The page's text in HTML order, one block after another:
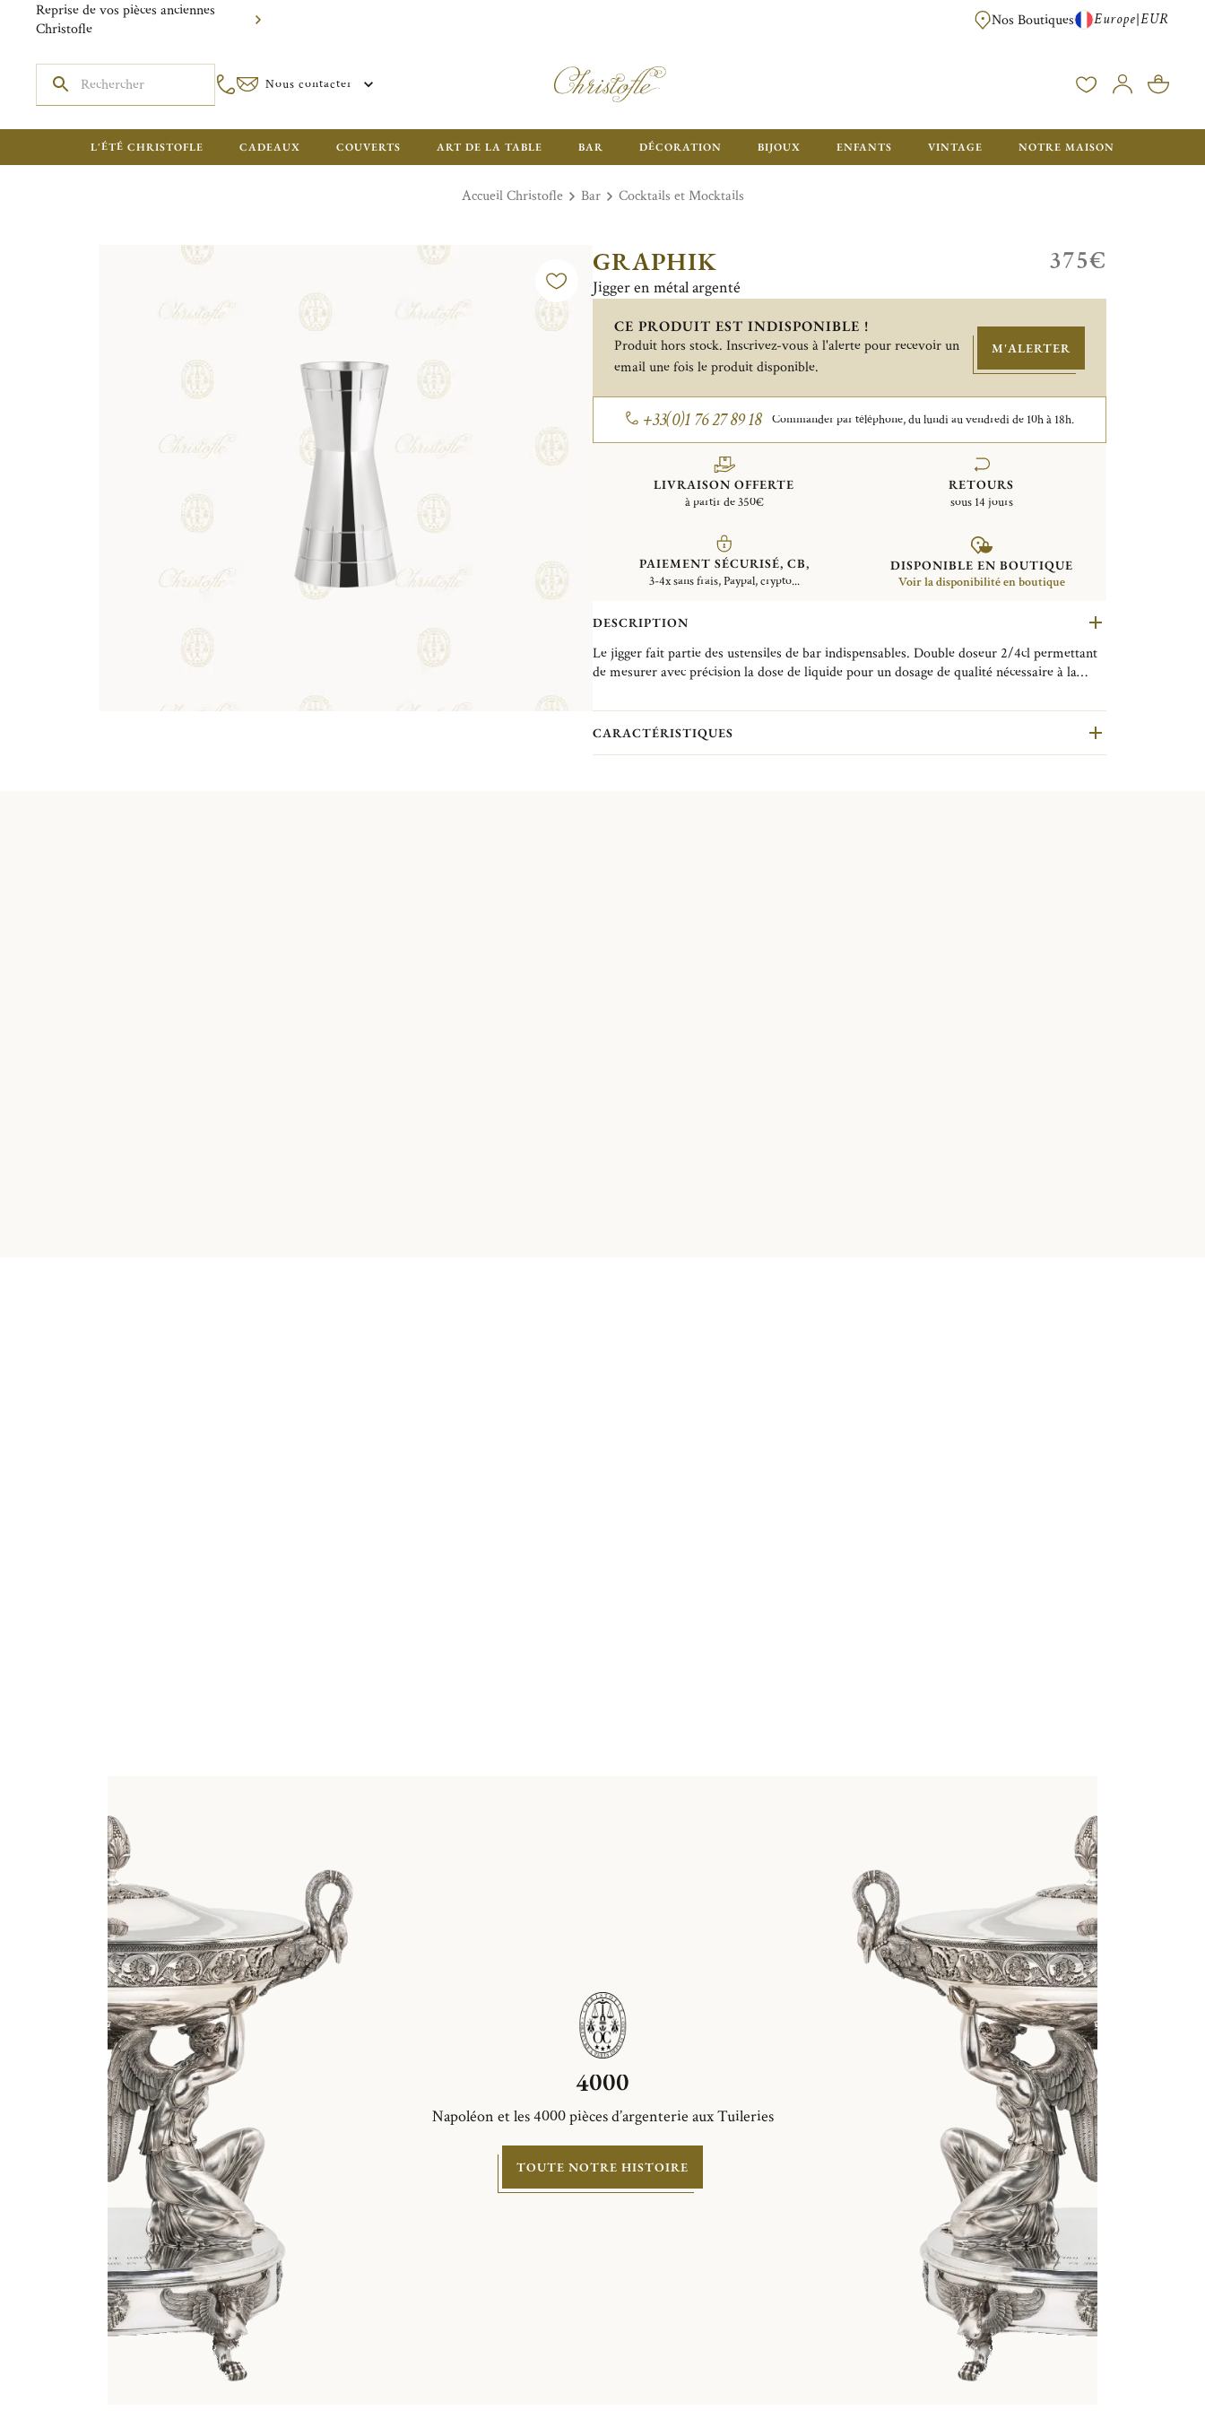
Reprise de vos pièces anciennes
Christofle
LIVRAISON OFFERTE DÈS 350€ D'ACHAT, AVEC
Nos Boutiques Europe|EUR
Nous contacter
L'ÉTÉ CHRISTOFLE CADEAUX COUVERTS ART DE LA TABLE BAR DÉCORATION BIJOUX ENFANTS VINTAGE NOTRE MAISON
Accueil Christofle Bar Cocktails et Mocktails
GRAPHIK
Jigger en métal argenté
375€
CE PRODUIT EST INDISPONIBLE !
Produit hors stock. Inscrivez-vous à l'alerte pour recevoir un
email une fois le produit disponible.
M'ALERTER
+33(0)1 76 27 89 18 Commander par téléphone, du lundi au vendredi de 10h à 18h.
LIVRAISON OFFERTE
à partir de 350€
RETOURS
sous 14 jours
PAIEMENT SÉCURISÉ, CB,
3-4x sans frais, Paypal, crypto...
DISPONIBLE EN BOUTIQUE
Voir la disponibilité en boutique
DESCRIPTION
Le jigger fait partie des ustensiles de bar indispensables. Double doseur 2/4cl permettant
de mesurer avec précision la dose de liquide pour un dosage de qualité nécessaire à la
deux doseurs est un point d’adhérence permettant une meilleure prise en main pour un
design à la fois esthétique et ergonomique. La collection GRAPHIK évolue pour proposer
CARACTÉRISTIQUES
4000
Napoléon et les 4000 pièces d’argenterie aux Tuileries
TOUTE NOTRE HISTOIRE